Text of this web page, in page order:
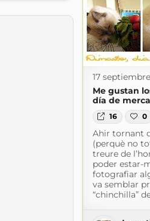
17
Me gustan
día de
16 0
Ahir tornant
(perquè no
treure de
poder estar-
fotografiar
va semblar
“chinchilla”